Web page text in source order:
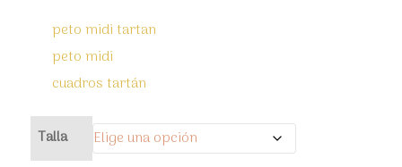
peto midi tartan
peto midi
cuadros tartán
Talla